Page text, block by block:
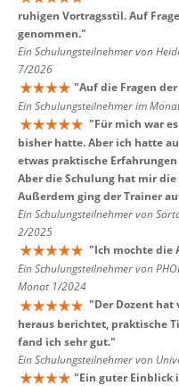
ruhigen Vortragsstil. Auf
genommen."
Ein Schulungsteilnehmer von
7/2026
"Auf die Fragen
Ein Schulungsteilnehmer im
"Für mich war
bisher hatte. Aber ich hatte
etwas praktische
Aber die Schulung hat mir
Außerdem ging der Trainer
Ein Schulungsteilnehmer von
2/2025
"Ich mochte die
Ein Schulungsteilnehmer von
Monat 1/2024
"Der Dozent
heraus berichtet, praktische
fand ich sehr gut."
Ein Schulungsteilnehmer von
"Ein guter Einblick